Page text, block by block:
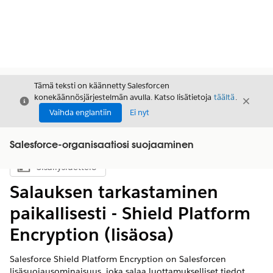
Sulje
Tämä teksti on käännetty Salesforcen
konekäännösjärjestelmän avulla. Katso lisätietoja täältä.
Vaihda englantiin
Ei nyt
Sulje
Salesforce-organisaatiosi suojaaminen
Näytä sisällysluettelo
Sisällysluettelo
Salauksen tarkastaminen
paikallisesti - Shield Platform
Encryption (lisäosa)
Salesforce Shield Platform Encryption on Salesforcen